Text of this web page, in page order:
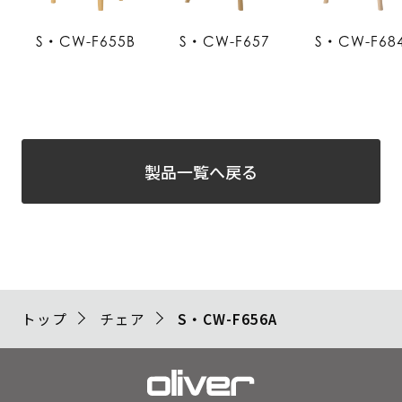
S・CW-F655B S・CW-F657 S・CW-
製品一覧へ戻る
トップ チェア S・CW-F656A